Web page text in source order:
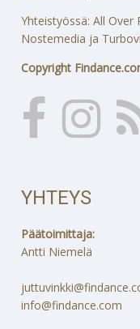
Yhteistyössä: All Over
Nostemedia ja
Copyright
YHTEYS
Päätoimittaja:
Antti Niemelä
info@findance.com